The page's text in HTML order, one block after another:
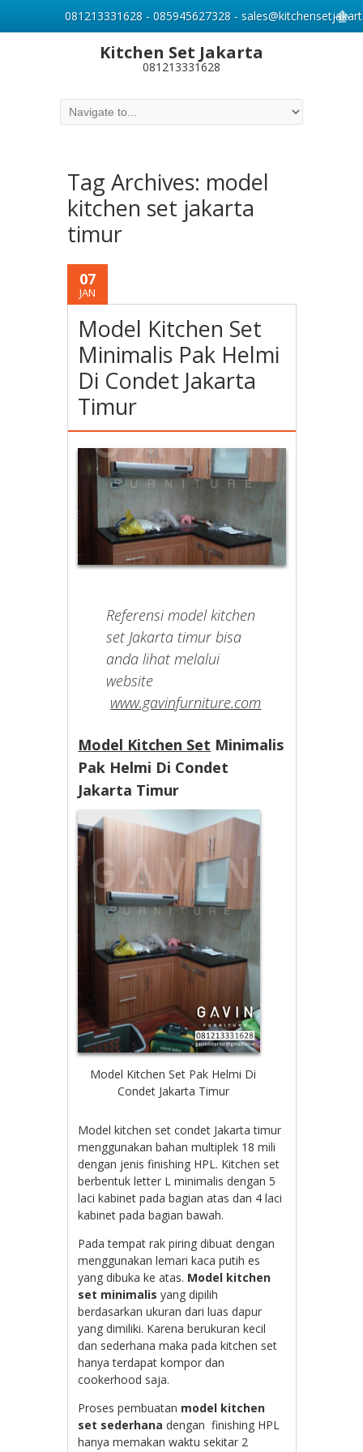
Kitchen Set Jakarta
081213331628
Tag Archives: model
kitchen set jakarta
timur
07
JAN
Model Kitchen Set
Minimalis Pak Helmi
Di Condet Jakarta
Timur
Referensi model kitchen
set Jakarta timur bisa
anda lihat melalui
website
www.gavinfurniture.com
Model Kitchen Set Minimalis
Pak Helmi Di Condet
Jakarta Timur
Model Kitchen Set Pak Helmi Di
Condet Jakarta Timur
Model kitchen set condet Jakarta timur
menggunakan bahan multiplek 18 mili
dengan jenis finishing HPL. Kitchen set
berbentuk letter L minimalis dengan 5
laci kabinet pada bagian atas dan 4 laci
kabinet pada bagian bawah.
Pada tempat rak piring dibuat dengan
menggunakan lemari kaca putih es
yang dibuka ke atas. Model kitchen
set minimalis yang dipilih
berdasarkan ukuran dari luas dapur
yang dimiliki. Karena berukuran kecil
dan sederhana maka pada kitchen set
hanya terdapat kompor dan
cookerhood saja.
Proses pembuatan model kitchen
set sederhana dengan finishing HPL
hanya memakan waktu sekitar 2
081213331628 - 085945627328 -